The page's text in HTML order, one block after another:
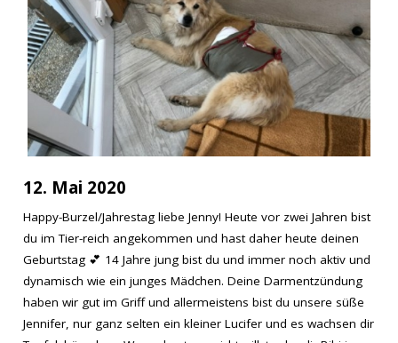
12. Mai 2020
Happy-Burzel/Jahrestag liebe Jenny! Heute vor zwei Jahren bist
du im Tier-reich angekommen und hast daher heute deinen
Geburtstag 💕 14 Jahre jung bist du und immer noch aktiv und
dynamisch wie ein junges Mädchen. Deine Darmentzündung
haben wir gut im Griff und allermeistens bist du unsere süße
Jennifer, nur ganz selten ein kleiner Lucifer und es wachsen dir